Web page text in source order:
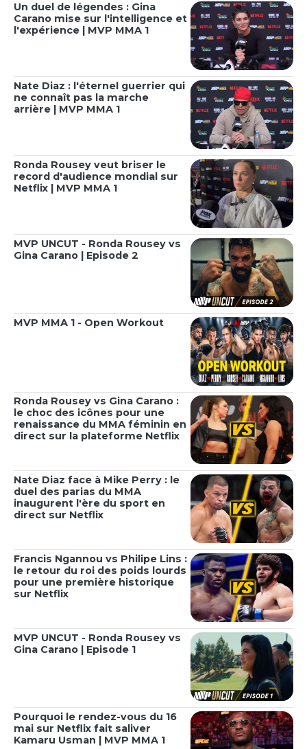
Un duel de légendes : Gina
Carano mise sur l'intelligence et
l'expérience | MVP MMA 1
Nate Diaz : l'éternel guerrier qui
ne connaît pas la marche
arrière | MVP MMA 1
Ronda Rousey veut briser le
record d'audience mondial sur
Netflix | MVP MMA 1
MVP UNCUT - Ronda Rousey vs
Gina Carano | Episode 2
MVP MMA 1 - Open Workout
Ronda Rousey vs Gina Carano :
le choc des icônes pour une
renaissance du MMA féminin en
direct sur la plateforme Netflix
Nate Diaz face à Mike Perry : le
duel des parias du MMA
inaugurent l'ère du sport en
direct sur Netflix
Francis Ngannou vs Philipe Lins :
le retour du roi des poids lourds
pour une première historique
sur Netflix
MVP UNCUT - Ronda Rousey vs
Gina Carano | Episode 1
Pourquoi le rendez-vous du 16
mai sur Netflix fait saliver
Kamaru Usman | MVP MMA 1